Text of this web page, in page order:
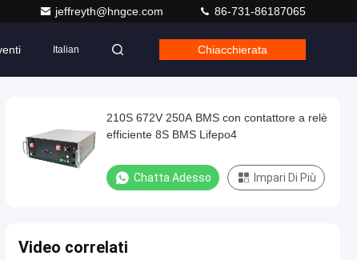
jeffreyth@hngce.com 86-731-86187065
Italian Chiacchierata
210S 672V 250A BMS con contattore a relè
efficiente 8S BMS Lifepo4
Chatta Adesso Impari Di Più
Video correlati